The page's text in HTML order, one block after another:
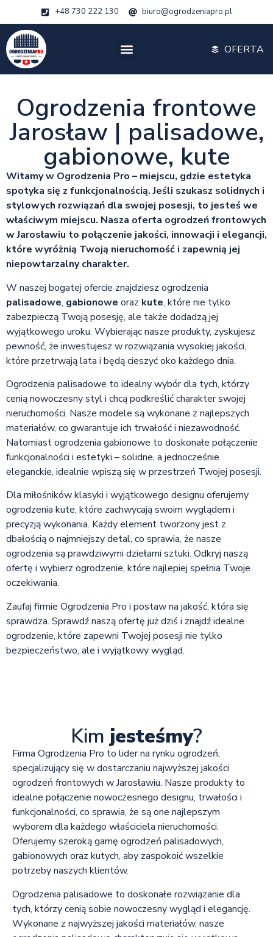
+48 730 222 130 biuro@ogrodzeniapro.pl
OFERTA
Ogrodzenia frontowe
Jarosław | palisadowe,
gabionowe, kute
Witamy w Ogrodzenia Pro – miejscu, gdzie estetyka
spotyka się z funkcjonalnością. Jeśli szukasz solidnych i
stylowych rozwiązań dla swojej posesji, to jesteś we
właściwym miejscu. Nasza oferta ogrodzeń frontowych
w Jarosławiu to połączenie jakości, innowacji i elegancji,
które wyróżnią Twoją nieruchomość i zapewnią jej
niepowtarzalny charakter.
W naszej bogatej ofercie znajdziesz ogrodzenia
palisadowe, gabionowe oraz kute, które nie tylko
zabezpieczą Twoją posesję, ale także dodadzą jej
wyjątkowego uroku. Wybierając nasze produkty, zyskujesz
pewność, że inwestujesz w rozwiązania wysokiej jakości,
które przetrwają lata i będą cieszyć oko każdego dnia.
Ogrodzenia palisadowe to idealny wybór dla tych, którzy
cenią nowoczesny styl i chcą podkreślić charakter swojej
nieruchomości. Nasze modele są wykonane z najlepszych
materiałów, co gwarantuje ich trwałość i niezawodność.
Natomiast ogrodzenia gabionowe to doskonałe połączenie
funkcjonalności i estetyki – solidne, a jednocześnie
eleganckie, idealnie wpiszą się w przestrzeń Twojej posesji.
Dla miłośników klasyki i wyjątkowego designu oferujemy
ogrodzenia kute, które zachwycają swoim wyglądem i
precyzją wykonania. Każdy element tworzony jest z
dbałością o najmniejszy detal, co sprawia, że nasze
ogrodzenia są prawdziwymi dziełami sztuki. Odkryj naszą
ofertę i wybierz ogrodzenie, które najlepiej spełnia Twoje
oczekiwania.
Zaufaj firmie Ogrodzenia Pro i postaw na jakość, która się
sprawdza. Sprawdź naszą ofertę już dziś i znajdź idealne
ogrodzenie, które zapewni Twojej posesji nie tylko
bezpieczeństwo, ale i wyjątkowy wygląd.
Kim jesteśmy?
Firma Ogrodzenia Pro to lider na rynku ogrodzeń,
specjalizujący się w dostarczaniu najwyższej jakości
ogrodzeń frontowych w Jarosławiu. Nasze produkty to
idealne połączenie nowoczesnego designu, trwałości i
funkcjonalności, co sprawia, że są one najlepszym
wyborem dla każdego właściciela nieruchomości.
Oferujemy szeroką gamę ogrodzeń palisadowych,
gabionowych oraz kutych, aby zaspokoić wszelkie
potrzeby naszych klientów.
Ogrodzenia palisadowe to doskonałe rozwiązanie dla
tych, którzy cenią sobie nowoczesny wygląd i elegancję.
Wykonane z najwyższej jakości materiałów, nasze